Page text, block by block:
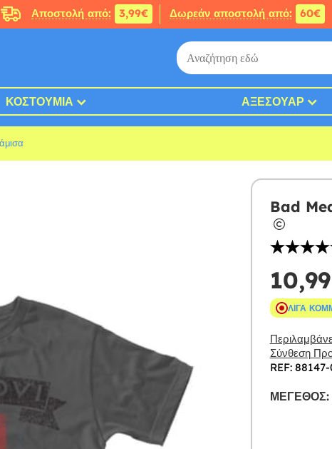
Αποστολή από: 3,99€ Δωρεάν αποστολή από: 60€
ΚΟΣΤΟΎΜΙΑ ΑΞΕΣΟΥΆΡ
Bad
ΛΊΓΑ
Σύνθεση
REF:
ΜΈΓΕΘΟΣ: